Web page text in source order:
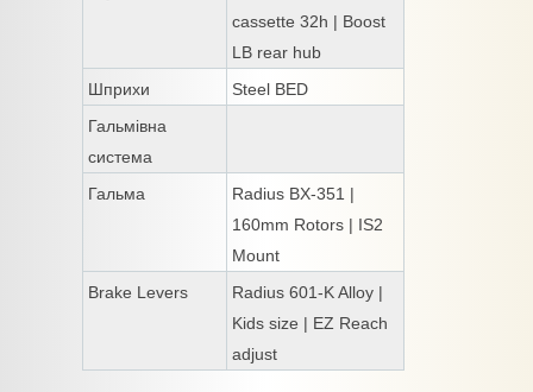
cassette 32h | Boost
LB rear hub
Шприхи
Steel BED
Гальмівна
система
Гальма
Radius BX-351 |
160mm Rotors | IS2
Mount
Brake Levers
Radius 601-K Alloy |
Kids size | EZ Reach
adjust